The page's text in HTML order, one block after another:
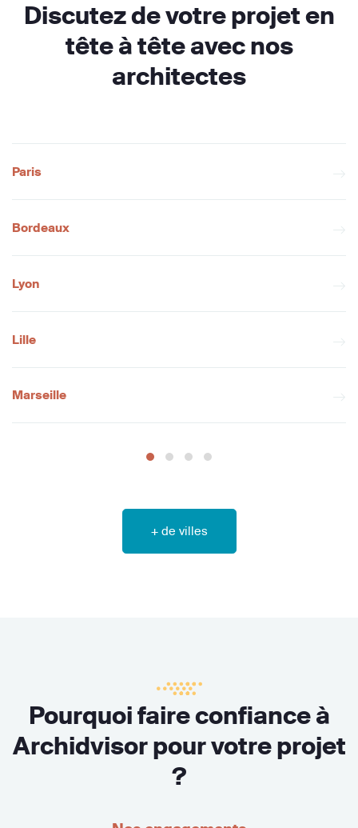
Discutez de votre projet en
tête à tête avec nos
architectes
Paris
Bordeaux
Lyon
Lille
Marseille
+ de villes
Pourquoi faire confiance à
Archidvisor pour votre projet
?